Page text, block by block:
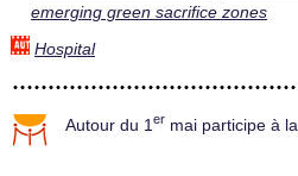
emerging green sacrifice zones
Hospital
Autour du 1 er mai participe à la